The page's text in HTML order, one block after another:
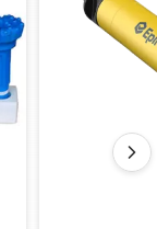
την αποτυχία που
προϊόντων μας
σας;